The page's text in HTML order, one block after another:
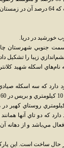
خورشيد در دريا.
جنوبي شهرستان
زيبا را تشکيل
دارد که سه اسکله
بين دشت کهير و تنگ و در 20
10-20 متر وجود دارد
مي‌باشد و از
حال ساخت است. اين